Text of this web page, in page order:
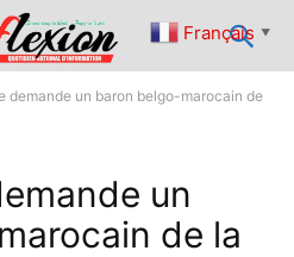
demande un baron belgo-marocain de
un
de la
Français ▼